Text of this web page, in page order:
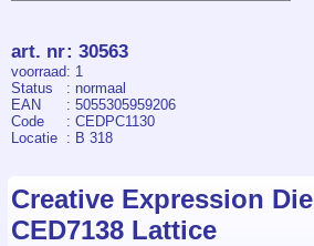
art. nr: 30563
voorraad: 1
Status
: normaal
EAN
: 5055305959206
Code
: CEDPC1130
Locatie : B 318
Creative Expression Die
CED7138 Lattice